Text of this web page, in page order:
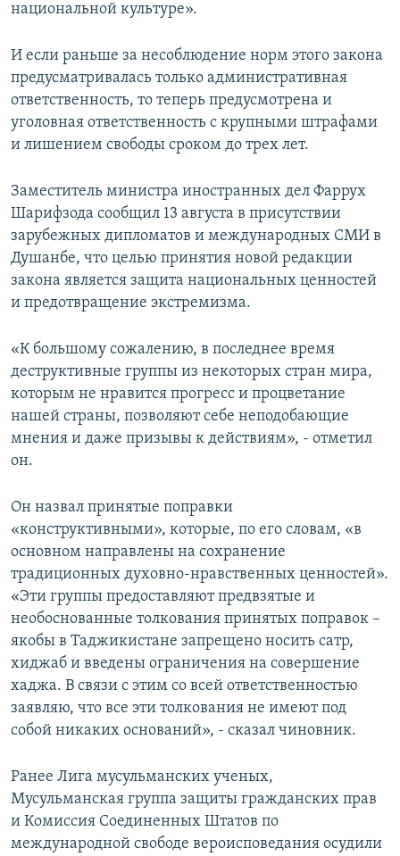
национальной культуре».
И если раньше за несоблюдение норм этого закона
предусматривалась только административная
ответственность, то теперь предусмотрена и
уголовная ответственность с крупными штрафами
и лишением свободы сроком до трех лет.
Заместитель министра иностранных дел Фаррух
Шарифзода сообщил 13 августа в присутствии
зарубежных дипломатов и международных СМИ в
Душанбе, что целью принятия новой редакции
закона является защита национальных ценностей
и предотвращение экстремизма.
«К большому сожалению, в последнее время
деструктивные группы из некоторых стран мира,
которым не нравится прогресс и процветание
нашей страны, позволяют себе неподобающие
мнения и даже призывы к действиям», - отметил
он.
Он назвал принятые поправки
«конструктивными», которые, по его словам, «в
основном направлены на сохранение
традиционных духовно-нравственных ценностей».
«Эти группы предоставляют предвзятые и
необоснованные толкования принятых поправок –
якобы в Таджикистане запрещено носить сатр,
хиджаб и введены ограничения на совершение
хаджа. В связи с этим со всей ответственностью
заявляю, что все эти толкования не имеют под
собой никаких оснований», - сказал чиновник.
Ранее Лига мусульманских ученых,
Мусульманская группа защиты гражданских прав
и Комиссия Соединенных Штатов по
международной свободе вероисповедания осудили